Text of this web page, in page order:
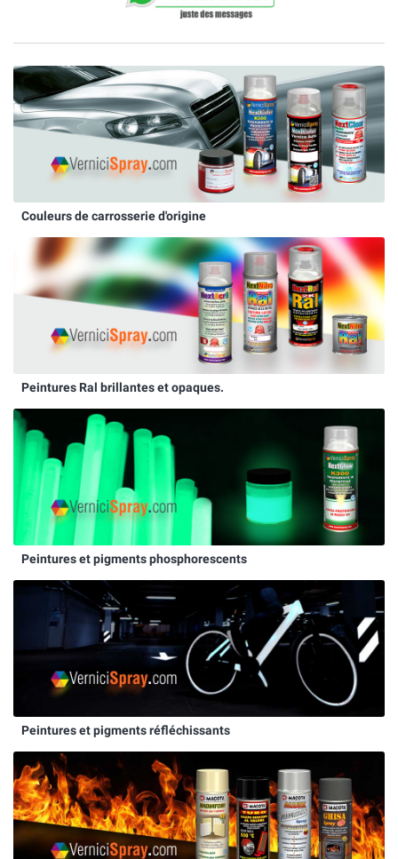
Couleurs de carrosserie d'origine
Peintures Ral brillantes et opaques.
Peintures et pigments phosphorescents
Peintures et pigments réfléchissants